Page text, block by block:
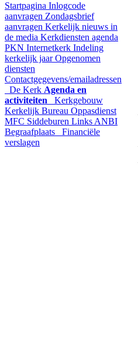
Startpagina Inlogcode
aanvragen Zondagsbrief
aanvragen Kerkelijk nieuws in
de media Kerkdiensten agenda
PKN Internetkerk Indeling
kerkelijk jaarOpgenomen
diensten
Contactgegevens/emailadressen
De Kerk Agenda en
activiteiten
Kerkgebouw
Kerkelijk Bureau Oppasdienst
MFC Siddeburen Links ANBI
Begraafplaats
Financiële
verslagen